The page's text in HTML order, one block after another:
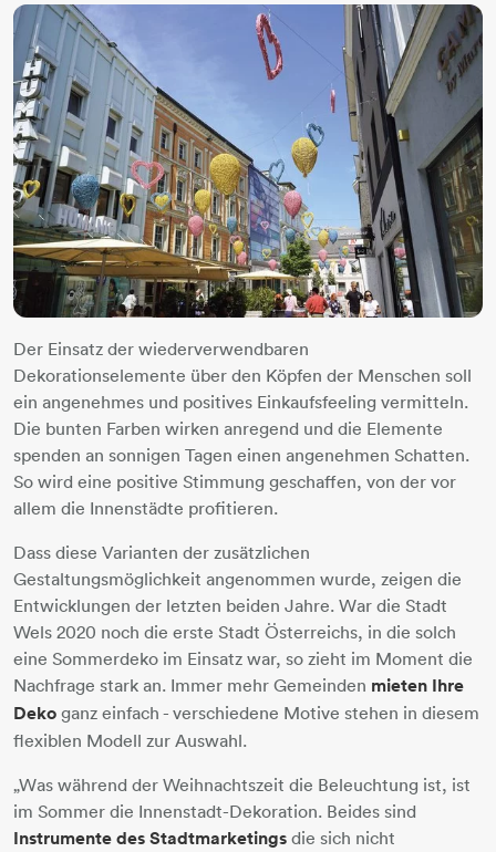
Der Einsatz der wiederverwendbaren
Dekorationselemente über den Köpfen der Menschen soll
ein angenehmes und positives Einkaufsfeeling vermitteln.
Die bunten Farben wirken anregend und die Elemente
spenden an sonnigen Tagen einen angenehmen Schatten.
So wird eine positive Stimmung geschaffen, von der vor
allem die Innenstädte profitieren.​​
Dass diese Varianten der zusätzlichen
Gestaltungsmöglichkeit angenommen wurde, zeigen die
Entwicklungen der letzten beiden Jahre. War die Stadt
Wels 2020 noch die erste Stadt Österreichs, in die solch
eine Sommerdeko im Einsatz war, so zieht im Moment die
Nachfrage stark an. Immer mehr Gemeinden mieten Ihre
Deko ganz einfach - verschiedene Motive stehen in diesem
flexiblen Modell zur Auswahl.
„Was während der Weihnachtszeit die Beleuchtung ist, ist
im Sommer die Innenstadt-Dekoration. Beides sind
Instrumente des Stadtmarketings die sich nicht